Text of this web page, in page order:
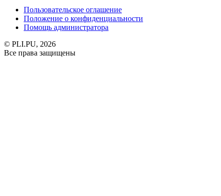
Пользовательское оглашение
Положение о конфиденциальности
Помощь администратора
© PLI.PU, 2026
Все права защищены